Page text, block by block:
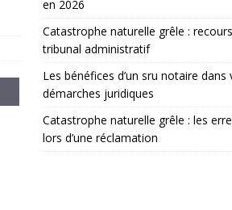
en 2026
Catastrophe naturelle grêle :
tribunal administratif
Les bénéfices d’un sru notaire dans
démarches juridiques
Catastrophe naturelle grêle : les
lors d’une réclamation